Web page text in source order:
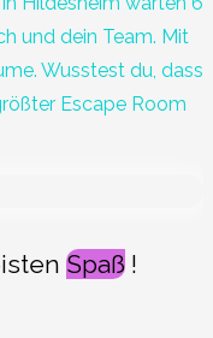
und dein Team. Mit
Wusstest du, dass
Escape Room
Spaß !